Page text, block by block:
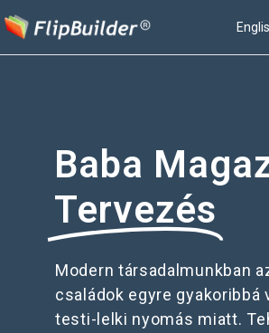
Baba
Tervezés
Modern társadalmunkban
családok egyre gyakoribbá
testi-lelki nyomás miatt.